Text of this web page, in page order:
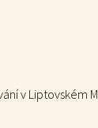
v Liptovském